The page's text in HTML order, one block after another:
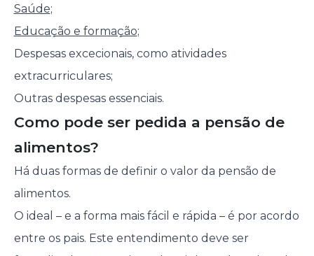
Saúde;
Educação e formação;
Despesas excecionais, como atividades
extracurriculares;
Outras despesas essenciais.
Como pode ser pedida a pensão de
alimentos?
Há duas formas de definir o valor da pensão de
alimentos.
O ideal – e a forma mais fácil e rápida – é por acordo
entre os pais. Este entendimento deve ser